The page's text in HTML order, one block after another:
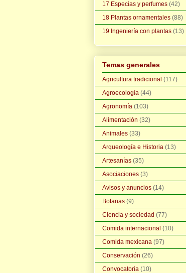
17 Especias y perfumes (42)
18 Plantas ornamentales (88)
19 Ingeniería con plantas (13)
Temas generales
Agricultura tradicional (117)
Agroecología (44)
Agronomía (103)
Alimentación (32)
Animales (33)
Arqueología e Historia (13)
Artesanías (35)
Asociaciones (3)
Avisos y anuncios (14)
Botanas (9)
Ciencia y sociedad (77)
Comida internacional (10)
Comida mexicana (97)
Conservación (26)
Convocatoria (10)